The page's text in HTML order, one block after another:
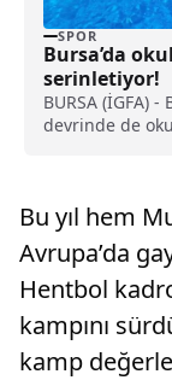
SPOR
Bursa’da
serinletiyor!
BURSA (İGFA)
devrinde de
Bu yıl hem
Avrupa’da
Hentbol
kampını
kamp